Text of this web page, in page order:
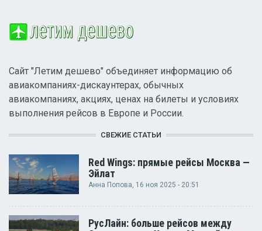
Сайт "Летим дешево" объединяет информацию об
авиакомпаниях-дискаунтерах, обычных
авиакомпаниях, акциях, ценах на билеты и условиях
выполнения рейсов в Европе и России.
СВЕЖИЕ СТАТЬИ
Red Wings: прямые рейсы Москва —
Эйлат
Анна Попова, 16 ноя 2025 - 20:51
РусЛайн: больше рейсов между